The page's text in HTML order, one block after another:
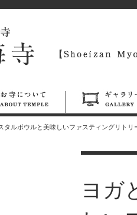
タルボウルと美味しいファスティングリト
ヨガ